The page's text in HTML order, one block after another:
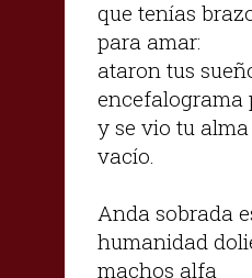
que tenías
para amar:
ataron tus
encefalograma
y se vio tu
vacío.
Anda sobrada
humanidad
machos alfa